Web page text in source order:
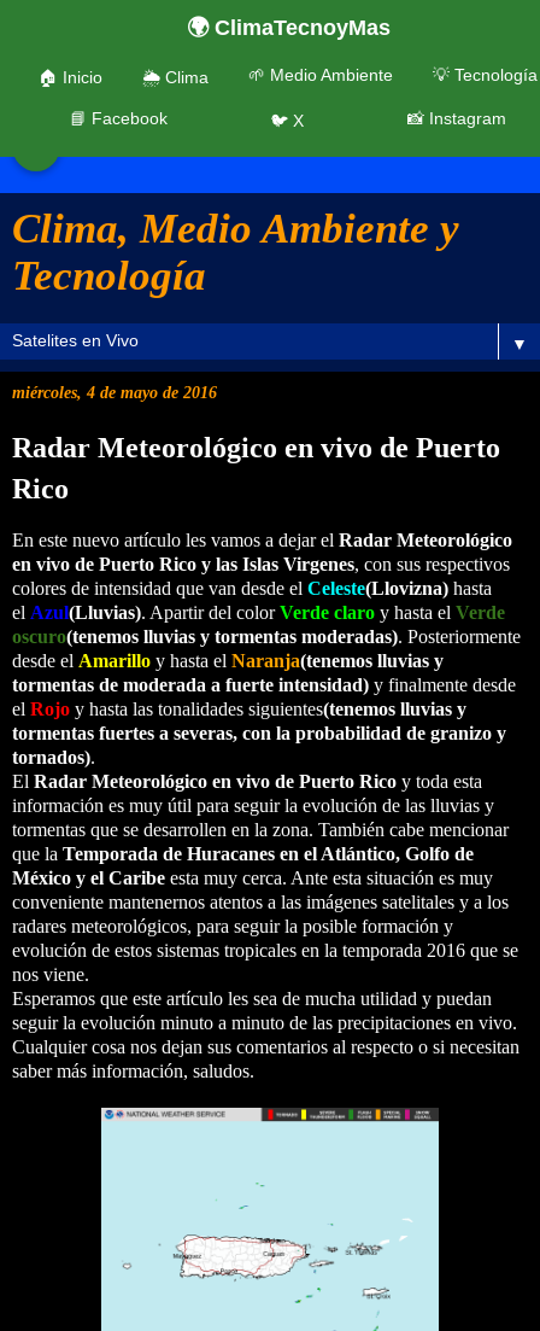
Clima, Medio Ambiente y
Tecnología
🌍 ClimaTecnoyMas
🏠 Inicio 🌦️ Clima 🌱 Medio Ambiente 💡 Tecnología
📘 Facebook 🐦 X 📸 Instagram
▼
miércoles, 4 de mayo de 2016
Radar Meteorológico en vivo de Puerto
Rico
En este nuevo artículo les vamos a dejar el Radar Meteorológico
en vivo de Puerto Rico y las Islas Virgenes, con sus respectivos
colores de intensidad que van desde el Celeste(Llovizna) hasta
el Azul(Lluvias). Apartir del colorVerde claro y hasta el Verde
oscuro(tenemos lluvias y tormentas moderadas). Posteriormente
desde el Amarillo y hasta el Naranja(tenemos lluvias y
tormentas de moderada a fuerte intensidad) y finalmente desde
el Rojo y hasta las tonalidades siguientes(tenemos lluvias y
tormentas fuertes a severas, con la probabilidad de granizo y
tornados).
El Radar Meteorológico en vivo de Puerto Rico y toda esta
información es muy útil para seguir la evolución de las lluvias y
tormentas que se desarrollen en la zona. También cabe mencionar
que la Temporada de Huracanes en el Atlántico, Golfo de
México y el Caribe esta muy cerca. Ante esta situación es muy
conveniente mantenernos atentos a las imágenes satelitales y a los
radares meteorológicos, para seguir la posible formación y
evolución de estos sistemas tropicales en la temporada 2016 que se
nos viene.
Esperamos que este artículo les sea de mucha utilidad y puedan
seguir la evolución minuto a minuto de las precipitaciones en vivo.
Cualquier cosa nos dejan sus comentarios al respecto o si necesitan
saber más información, saludos.